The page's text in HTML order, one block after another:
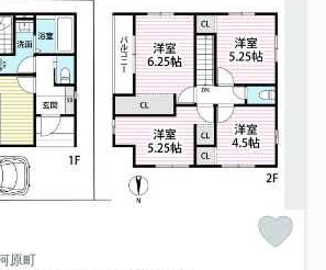
原町